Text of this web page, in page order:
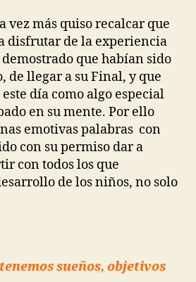
vez más quiso recalcar que
disfrutar de la experiencia
que habían sido
de llegar a su Final, y que
día como algo especial
en su mente. Por ello
emotivas palabras con
con su permiso dar a
con todos los que
de los niños, no solo
sueños, objetivos